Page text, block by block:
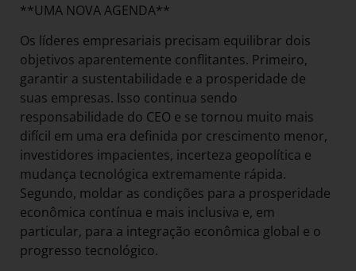
**UMA NOVA AGENDA**
Os líderes empresariais precisam equilibrar dois
objetivos aparentemente conflitantes. Primeiro,
garantir a sustentabilidade e a prosperidade de
suas empresas. Isso continua sendo
responsabilidade do CEO e se tornou muito mais
difícil em uma era definida por crescimento menor,
investidores impacientes, incerteza geopolítica e
mudança tecnológica extremamente rápida.
Segundo, moldar as condições para a prosperidade
econômica contínua e mais inclusiva e, em
particular, para a integração econômica global e o
progresso tecnológico.